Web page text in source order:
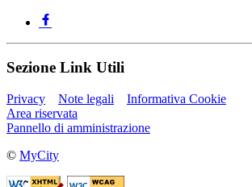
Sezione Link Utili
Privacy Note legali
Informativa Cookie
Area riservata
Pannello di amministrazione
© MyCity